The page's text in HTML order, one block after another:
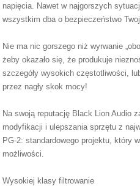
napięcia. Nawet w najgorszych
wszystkim dba o bezpieczeństwo
Nie ma nic gorszego niż wyrwanie
żeby okazało się, że produkuje
szczegóły wysokich częstotliwości,
przez nagły skok mocy!
Na swoją reputację Black Lion Audio
modyfikacji i ulepszania sprzętu z
PG-2: standardowego projektu, który
możliwości.
Wysokiej klasy filtrowanie